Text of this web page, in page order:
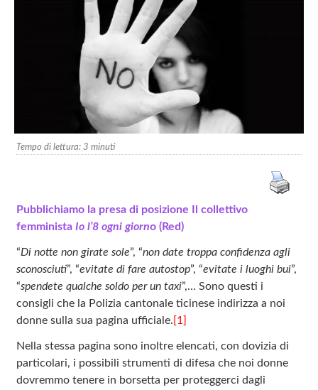
Tempo di lettura: 3 minuti
Pubblichiamo la presa di posizione Il collettivo
femminista Io l’8 ogni giorno (Red)
“Di notte non girate sole”, “non date troppa confidenza agli
sconosciuti”, “evitate di fare autostop”, “evitate i luoghi bui”,
“spendete qualche soldo per un taxi”,… Sono questi i
consigli che la Polizia cantonale ticinese indirizza a noi
donne sulla sua pagina ufficiale. [1]
Nella stessa pagina sono inoltre elencati, con dovizia di
particolari, i possibili strumenti di difesa che noi donne
dovremmo tenere in borsetta per proteggerci dagli